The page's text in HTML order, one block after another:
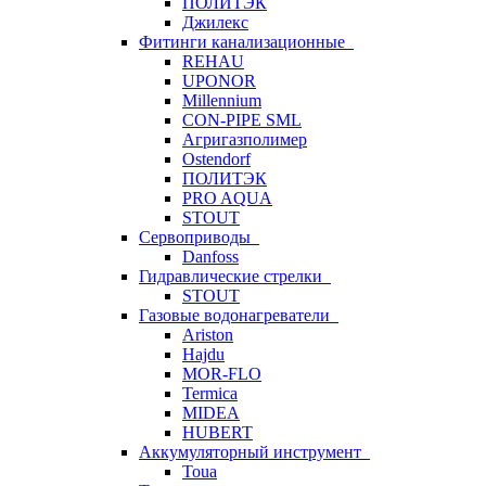
Джилекс
Фитинги канализационные
REHAU
UPONOR
Millennium
CON-PIPE SML
Агригазполимер
Ostendorf
ПОЛИТЭК
PRO AQUA
STOUT
Сервоприводы
Danfoss
Гидравлические стрелки
STOUT
Газовые водонагреватели
Ariston
Hajdu
MOR-FLO
Termica
MIDEA
HUBERT
Аккумуляторный инструмент
Toua